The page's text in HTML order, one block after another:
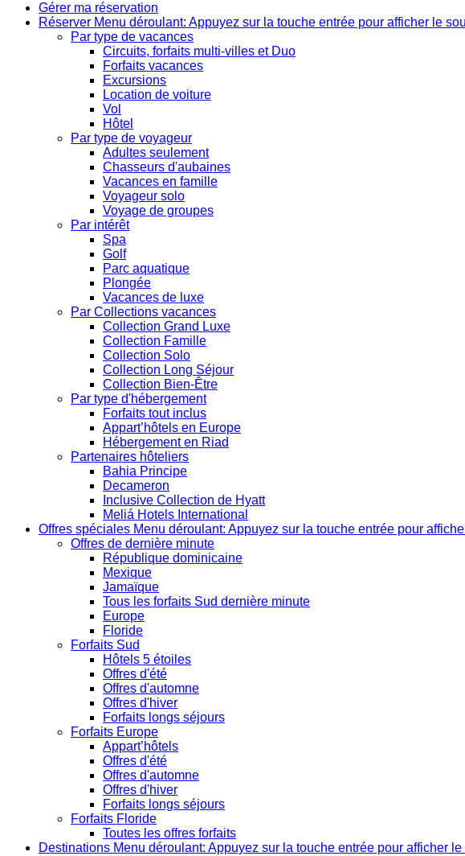
Gérer ma réservation
Réserver Menu déroulant: Appuyez sur la touche entrée pour afficher le
Par type de vacances
Circuits, forfaits multi-villes et Duo
Forfaits vacances
Excursions
Location de voiture
Vol
Hôtel
Par type de voyageur
Adultes seulement
Chasseurs d'aubaines
Vacances en famille
Voyageur solo
Voyage de groupes
Par intérêt
Spa
Golf
Parc aquatique
Plongée
Vacances de luxe
Par Collections vacances
Collection Grand Luxe
Collection Famille
Collection Solo
Collection Long Séjour
Collection Bien-Être
Par type d'hébergement
Forfaits tout inclus
Appart’hôtels en Europe
Hébergement en Riad
Partenaires hôteliers
Bahia Principe
Decameron
Inclusive Collection de Hyatt
Meliá Hotels International
Offres spéciales Menu déroulant: Appuyez sur la touche entrée pour
Offres de dernière minute
République dominicaine
Mexique
Jamaïque
Tous les forfaits Sud dernière minute
Europe
Floride
Forfaits Sud
Hôtels 5 étoiles
Offres d'été
Offres d'automne
Offres d'hiver
Forfaits longs séjours
Forfaits Europe
Appart’hôtels
Offres d'été
Offres d'automne
Offres d'hiver
Forfaits longs séjours
Forfaits Floride
Toutes les offres forfaits
Destinations Menu déroulant: Appuyez sur la touche entrée pour afficher le